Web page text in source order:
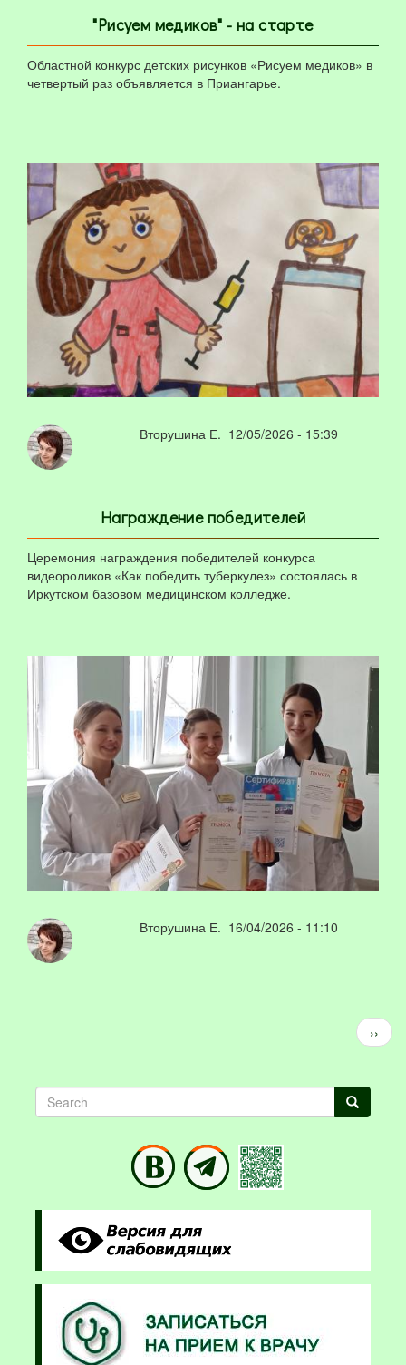
"Рисуем медиков" - на старте
Областной конкурс детских рисунков «Рисуем медиков» в
четвертый раз объявляется в Приангарье.
Вторушина Е. 12/05/2026 - 15:39
Награждение победителей
Церемония награждения победителей конкурса
видеороликов «Как победить туберкулез» состоялась в
Иркутском базовом медицинском колледже.
Вторушина Е. 16/04/2026 - 11:10
››
Search Search